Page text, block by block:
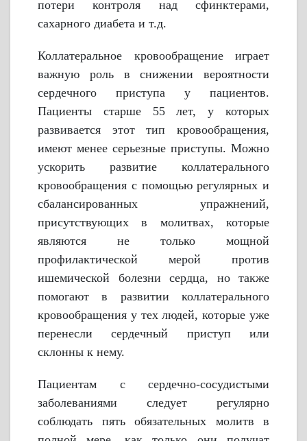
потери контроля над сфинктерами,
сахарного диабета и т.д.
Коллатеральное кровообращение играет
важную роль в снижении вероятности
сердечного приступа у пациентов.
Пациенты старше 55 лет, у которых
развивается этот тип кровообращения,
имеют менее серьезные приступы. Можно
ускорить развитие коллатерального
кровообращения с помощью регулярных и
сбалансированных упражнений,
присутствующих в молитвах, которые
являются не только мощной
профилактической мерой против
ишемической болезни сердца, но также
помогают в развитии коллатерального
кровообращения у тех людей, которые уже
перенесли сердечный приступ или
склонны к нему.
Пациентам с сердечно-сосудистыми
заболеваниями следует регулярно
соблюдать пять обязательных молитв в